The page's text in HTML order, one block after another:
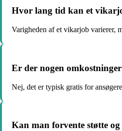
Hvor lang tid kan et
Varigheden af et vikarjob varierer,
Er der nogen
Nej, det er typisk gratis for
Kan man forvente støtte